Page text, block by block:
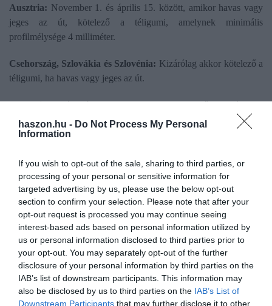
haszon.hu - Do Not Process My Personal
Information
If you wish to opt-out of the sale, sharing to third parties, or
processing of your personal or sensitive information for
targeted advertising by us, please use the below opt-out
section to confirm your selection. Please note that after your
opt-out request is processed you may continue seeing
interest-based ads based on personal information utilized by
us or personal information disclosed to third parties prior to
your opt-out. You may separately opt-out of the further
disclosure of your personal information by third parties on the
IAB’s list of downstream participants. This information may
also be disclosed by us to third parties on the IAB’s List of
Downstream Participants that may further disclose it to other
Ausztria: November 1. és április 15. között, amikor havas vagy
jeges az út, kötelező a téligumi, amelynek minimális
profilmélysége 4 milliméter.
Csehország, Szlovákia és Szlovénia: Kizárólag akkor kötelező a
téligumi, ha havas vagy jeges az út.
Románia:Téli útviszonyok mellett kötelező a téligumi
használata, de nincs meghatározott időszak. A téli abroncsok
minimális profilmélysége 1,6 mm. A szabály megszegése esetén a
Németország:Nincs meghatározott időszak, de téli időjárási
körülmények között, azaz, ha fagy, havazik vagy ónos eső esik,
jegesek az utak, kötelező a téli gumi. Fontos: 2024. októberétől
csak az „Alpine” jelzésű, három hegycsúcsos, hópihe (3PMSF)
rajzolattal ellátott abroncsok engedélyezettek.
Franciaország:
November 1. és március 31. között bizonyos
hegyvidéki régiókban, például az Alpok és a Pireneusok
térségében, kötelező az Alpine jelzésű téli gumik használata vagy